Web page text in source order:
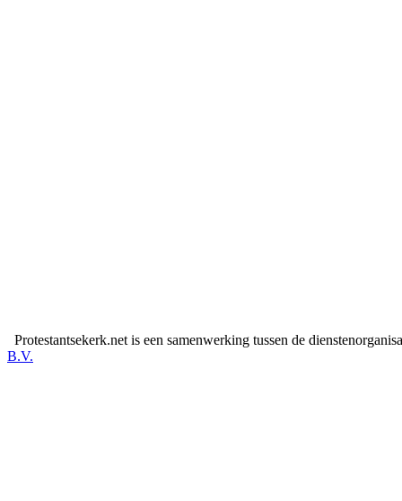
Protestantsekerk.net is een samenwerking tussen de
B.V.